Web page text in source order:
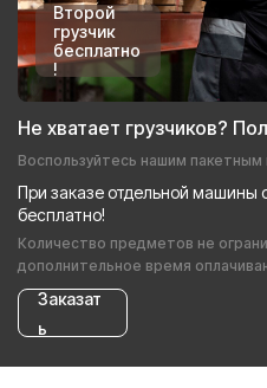
Второй
грузчик
бесплатно
!
Не хватает грузчиков?
Воспользуйтесь нашим
При заказе отдельной машины
бесплатно!
Количество предметов не
дополнительное время
Заказат
ь